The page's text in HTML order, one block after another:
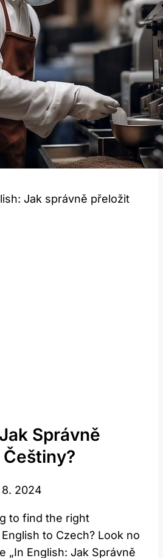
Jak správně přeložit
Správně
8. 2024
to find the right
to Czech? Look no
„In English: Jak Správně